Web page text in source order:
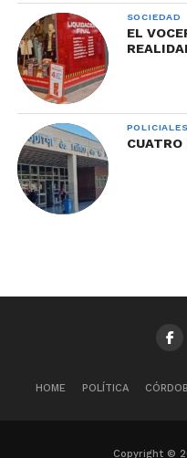
SOCIEDAD
EL
POLICIALES
HOME POLÍTICA
Copyright ©